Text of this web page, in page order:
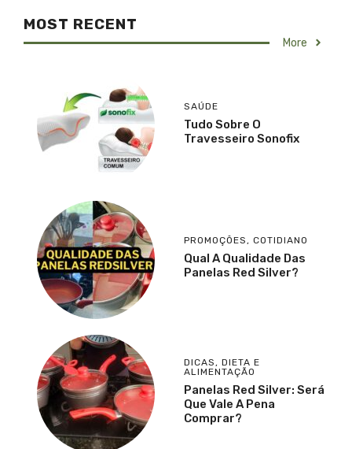
MOST RECENT
More
SAÚDE
Tudo Sobre O
Travesseiro Sonofix
PROMOÇÕES, COTIDIANO
Qual A Qualidade Das
Panelas Red Silver?
DICAS, DIETA E
ALIMENTAÇÃO
Panelas Red Silver: Será
Que Vale A Pena
Comprar?